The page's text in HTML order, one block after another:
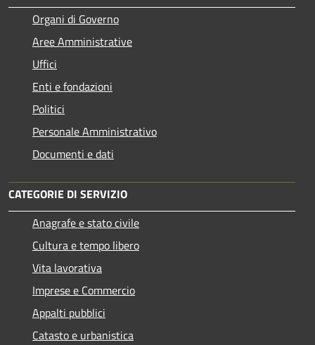
Organi di Governo
Aree Amministrative
Uffici
Enti e fondazioni
Politici
Personale Amministrativo
Documenti e dati
CATEGORIE DI SERVIZIO
Anagrafe e stato civile
Cultura e tempo libero
Vita lavorativa
Imprese e Commercio
Appalti pubblici
Catasto e urbanistica